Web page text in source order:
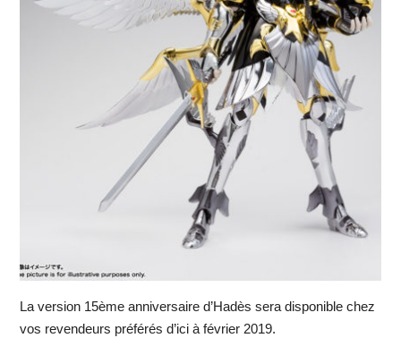
La version 15ème anniversaire d’Hadès sera disponible chez
vos revendeurs préférés d’ici à février 2019.